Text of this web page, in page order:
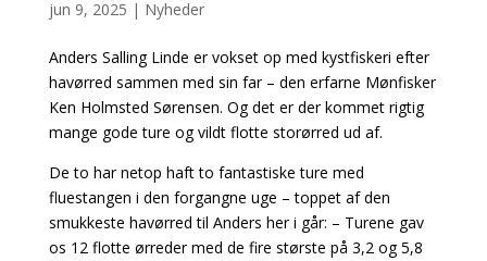
jun 9, 2025 | Nyheder
Anders Salling Linde er vokset op med kystfiskeri efter
havørred sammen med sin far – den erfarne Mønfisker
Ken Holmsted Sørensen. Og det er der kommet rigtig
mange gode ture og vildt flotte storørred ud af.
De to har netop haft to fantastiske ture med
fluestangen i den forgangne uge – toppet af den
smukkeste havørred til Anders her i går: – Turene gav
os 12 flotte ørreder med de fire største på 3,2 og 5,8